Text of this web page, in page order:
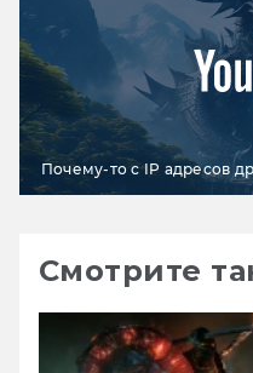
Почему-то с IP адресов
Смотрите